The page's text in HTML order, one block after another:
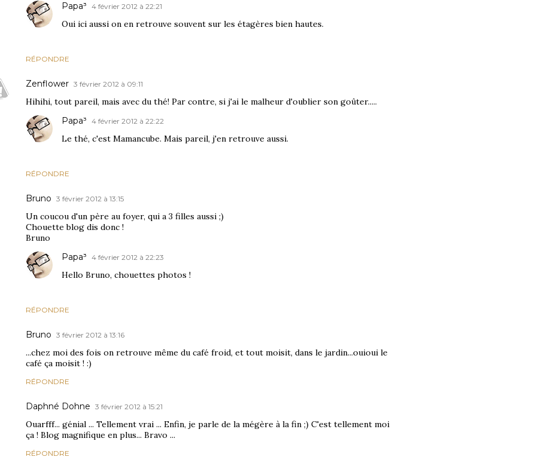
RÉPONDRE
Papa³ 4 février 2012 à 22:21
Oui ici aussi on en retrouve souvent sur les étagères bien hautes.
Zenflower 3 février 2012 à 09:11
Hihihi, tout pareil, mais avec du thé! Par contre, si j'ai le malheur d'oublier son goûter.....
RÉPONDRE
Papa³ 4 février 2012 à 22:22
Le thé, c'est Mamancube. Mais pareil, j'en retrouve aussi.
Bruno 3 février 2012 à 13:15
Un coucou d'un père au foyer, qui a 3 filles aussi ;)
Chouette blog dis donc !
Bruno
RÉPONDRE
Papa³ 4 février 2012 à 22:23
Hello Bruno, chouettes photos !
Bruno 3 février 2012 à 13:16
...chez moi des fois on retrouve même du café froid, et tout moisit, dans le jardin...ouioui le
café ça moisit ! :)
RÉPONDRE
Daphné Dohne 3 février 2012 à 15:21
Ouarfff... génial ... Tellement vrai ... Enfin, je parle de la mégère à la fin ;) C'est tellement moi
ça ! Blog magnifique en plus... Bravo ...
RÉPONDRE